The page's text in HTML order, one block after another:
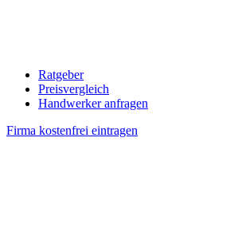
Ratgeber
Preisvergleich
Handwerker anfragen
Firma kostenfrei eintragen